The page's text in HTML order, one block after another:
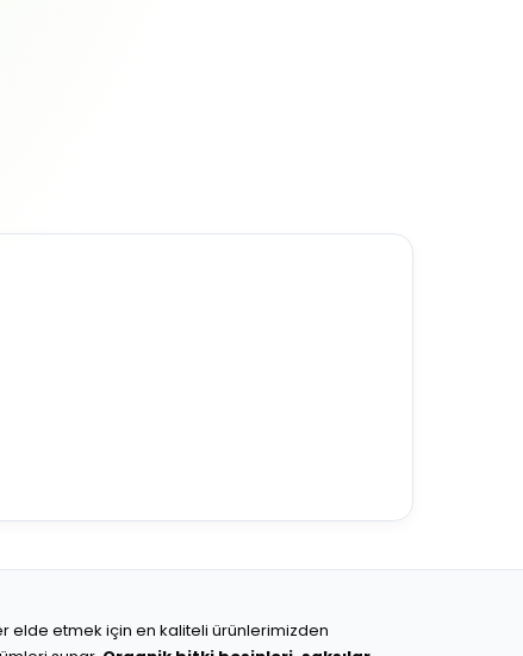
elde etmek için en kaliteli ürünlerimizden